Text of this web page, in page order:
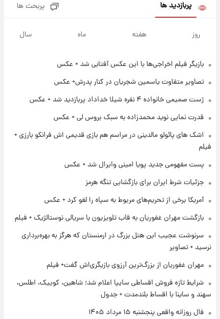
+ جدول
۱ روز پیش
نام خودرو، مبلغ پیش پرداخت و زمان تحویل |
سود مشارکت چند درصد است؟
زمان پخش «مرد سه هزار چهره» مشخص شد
کار استقلال و رامین رضاییان رسما تمام شد +
عکس / خداحافظی صمیمانه آبی ها با رامین!
۱ روز پیش
آتش اختلاف در اینستاگرام؛ تمجید از حردانی به
مذاق رضاییان خوش نیامد+عکس
۱۲۹۰ شمسی
پربازدید ها پربحث ها
روز هفته ماه سال
بازیگر فیلم اخراجی‌ها با این عکس آفتابی شد + عکس
تصاویر متفاوت یاسمین شجریان در کنار پدرش+ عکس
ژست صمیمی خانواده ۴ نفره شیلا خداداد پربازدید شد + عکس
قدرت نمایی نوید محمدزاده به سبک بروس لی + عکس
اشک های پائولو مالدینی در مراسم هم بازی قدیمی اش فرانکو بارزی +
فیلم
پست مفهومی جدید پویا امینی وایرال شد + عکس
جزئیات شرط ایران برای بازگشایی تنگه هرمز
آمریکا برخی از تحریم‌های مربوط به سپاه را لغو کرد + عکس
بازگشت مهران غفوریان به قاب تلویزیون با سریالی نوستالژیک + فیلم
سرنوشت عجیب این هتل بزرگ در ارمنستان که هرگز به بهره‌برداری
نرسید + تصاویر
مهران غفوریان از بزرگ‌ترین آرزوی بازیگری‌اش گفت+ فیلم
شرایط تازه فروش اقساطی سایپا اعلام شد؛ شاهین، کوییک، اطلس،
سهند و ساینا با اقساط بلندمدت + جدول
فال روزانه واقعی پنجشنبه ۱۵ مرداد ۱۴۰۵